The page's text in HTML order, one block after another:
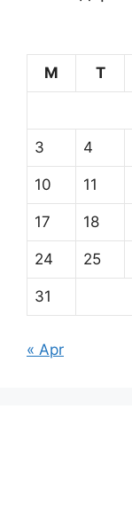
M
T
3 4
10 11
17 18
24 25
31
« Apr